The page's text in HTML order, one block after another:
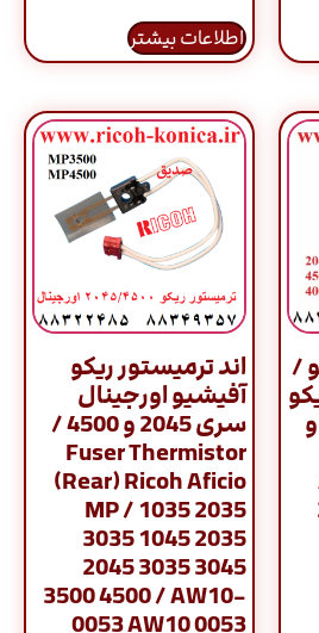
اطلاعات بیشتر
/
سری 2045 و 4500 و
اند ترمیستور ریکو
آفیشیو اورجینال
سری 2045 و 4500 /
Fuser Thermistor
(Rear) Ricoh Aficio
MP / 1035 2035
3035 1045 2035
2045 3035 3045
3500 4500 / AW10-
0053 AW10 0053